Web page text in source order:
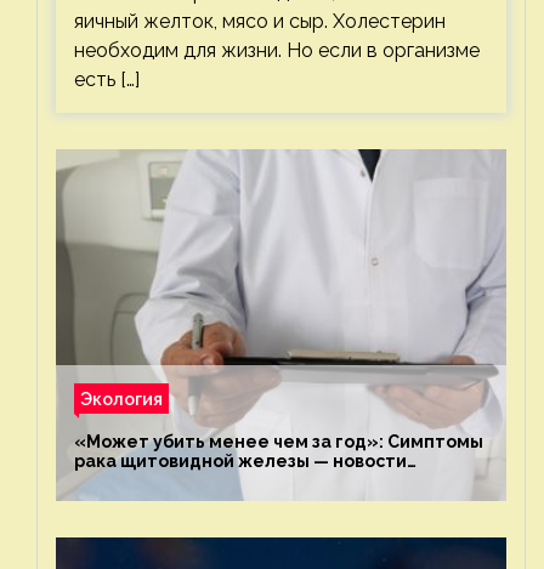
яичный желток, мясо и сыр. Холестерин
необходим для жизни. Но если в организме
есть […]
Экология
«Может убить менее чем за год»: Симптомы
рака щитовидной железы — новости
экологии на ECOportal